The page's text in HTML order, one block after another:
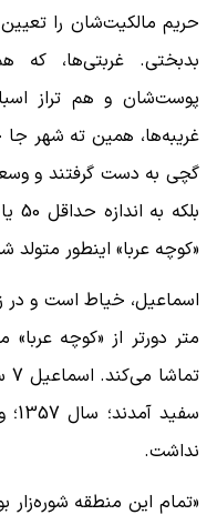
حریم مالکیت‌شان را
بدبختی. غربتی‌ها،
پوست‌شان و هم تراز
غریبه‌ها، همین ته شهر
گچی به دست گرفتند و
«کوچه عربا» اینطور متولد
اسماعیل، خیاط است و در
متر دورتر از «کوچه
نداشت.
«تمام این منطقه